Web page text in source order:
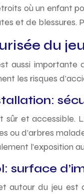
où un enfant
et de
du
aussi
les risques
sûr et
ou d’arbres
l’exposition
surface
autour du jeu est